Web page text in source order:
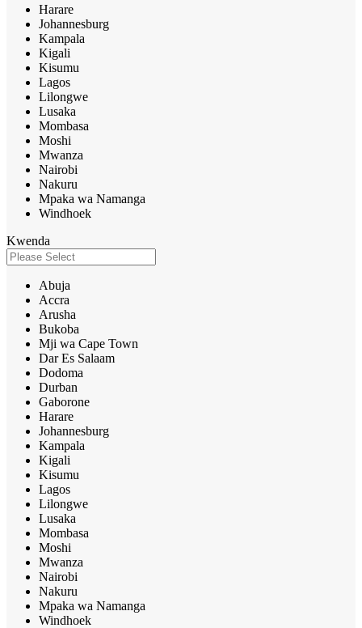
Harare
Johannesburg
Kampala
Kigali
Kisumu
Lagos
Lilongwe
Lusaka
Mombasa
Moshi
Mwanza
Nairobi
Nakuru
Mpaka wa Namanga
Windhoek
Kwenda
Abuja
Accra
Arusha
Bukoba
Mji wa Cape Town
Dar Es Salaam
Dodoma
Durban
Gaborone
Harare
Johannesburg
Kampala
Kigali
Kisumu
Lagos
Lilongwe
Lusaka
Mombasa
Moshi
Mwanza
Nairobi
Nakuru
Mpaka wa Namanga
Windhoek